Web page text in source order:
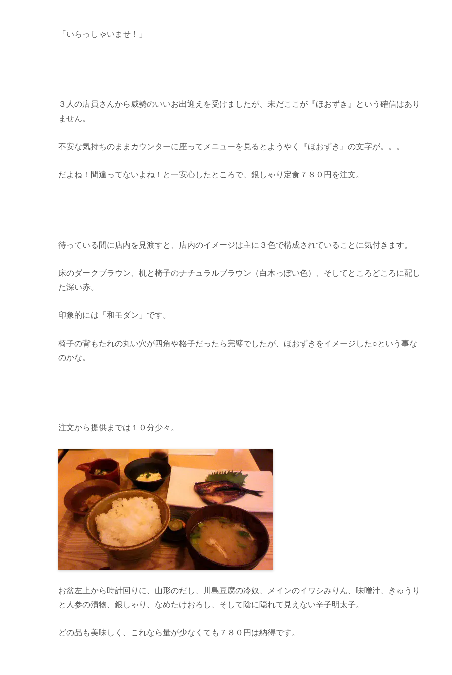
「いらっしゃいませ！」
３人の店員さんから威勢のいいお出迎えを受けましたが、未だここが『ほおずき』という確信はあり
ません。
不安な気持ちのままカウンターに座ってメニューを見るとようやく『ほおずき』の文字が。。。
だよね！間違ってないよね！と一安心したところで、銀しゃり定食７８０円を注文。
待っている間に店内を見渡すと、店内のイメージは主に３色で構成されていることに気付きます。
床のダークブラウン、机と椅子のナチュラルブラウン（白木っぽい色）、そしてところどころに配し
た深い赤。
印象的には「和モダン」です。
椅子の背もたれの丸い穴が四角や格子だったら完璧でしたが、ほおずきをイメージした○という事な
のかな。
注文から提供までは１０分少々。
お盆左上から時計回りに、山形のだし、川島豆腐の冷奴、メインのイワシみりん、味噌汁、きゅうり
と人参の漬物、銀しゃり、なめたけおろし、そして陰に隠れて見えない辛子明太子。
どの品も美味しく、これなら量が少なくても７８０円は納得です。